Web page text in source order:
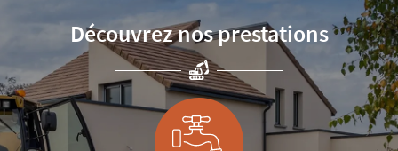
Découvrez nos prestations